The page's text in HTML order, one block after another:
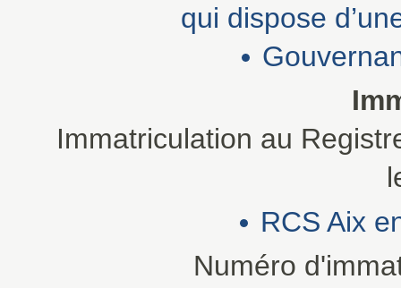
qui dispose
Immatriculation au
RCS Aix
Numéro